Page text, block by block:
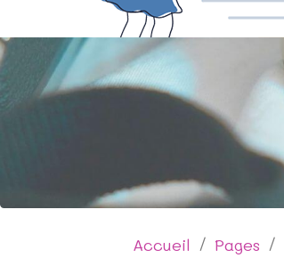
Accueil Pages